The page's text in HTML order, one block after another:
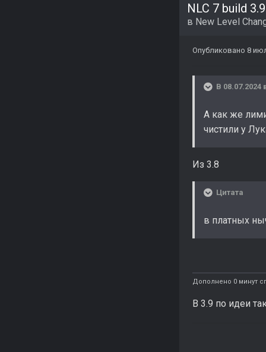
NLC 7 build 3.9
в New Level
Опубликовано 8
В 08.07.2024
А как же
чистили у
Из 3.8
Цитата
в платных
Дополнено 0 минут
В 3.9 по идеи